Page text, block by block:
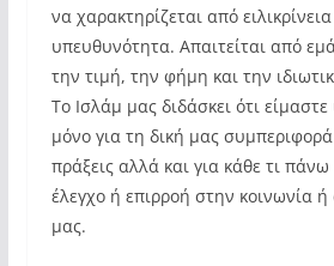
να χαρακτηρίζεται από ειλικρίνεια
υπευθυνότητα. Απαιτείται από
την τιμή, την φήμη και την
Το Ισλάμ μας διδάσκει ότι
μόνο για τη δική μας συμπεριφορά
πράξεις αλλά και για κάθε τι
έλεγχο ή επιρροή στην κοινωνία
μας.